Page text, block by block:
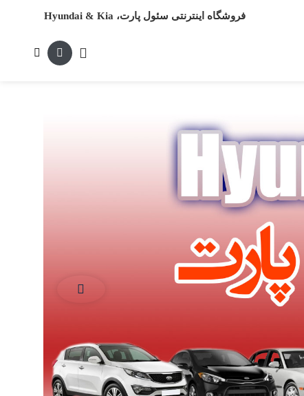
فروشگاه اینترنتی سئول پارت، Hyundai & Kia